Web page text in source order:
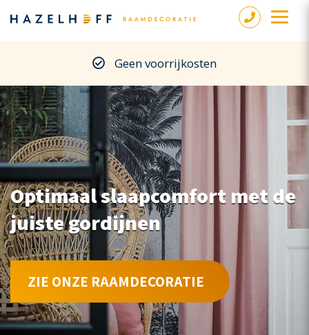
Geen voorrijkosten
Optimaal slaapcomfort met de
juiste gordijnen
ZIE ONZE RAAMDECORATIE